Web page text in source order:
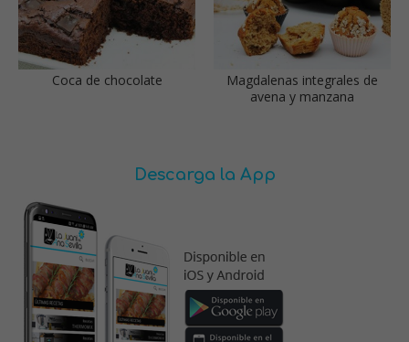
Coca de chocolate
Magdalenas integrales de
avena y manzana
Descarga la App